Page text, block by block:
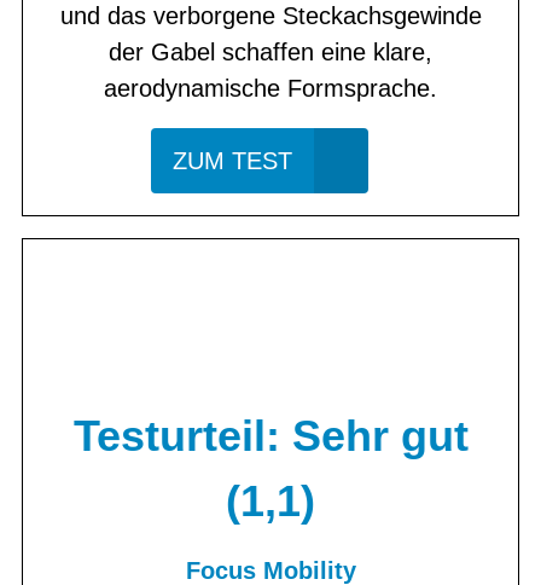
und das verborgene Steckachsgewinde
der Gabel schaffen eine klare,
aerodynamische Formsprache.
ZUM TEST
Testurteil: Sehr gut
(1,1)
Focus Mobility